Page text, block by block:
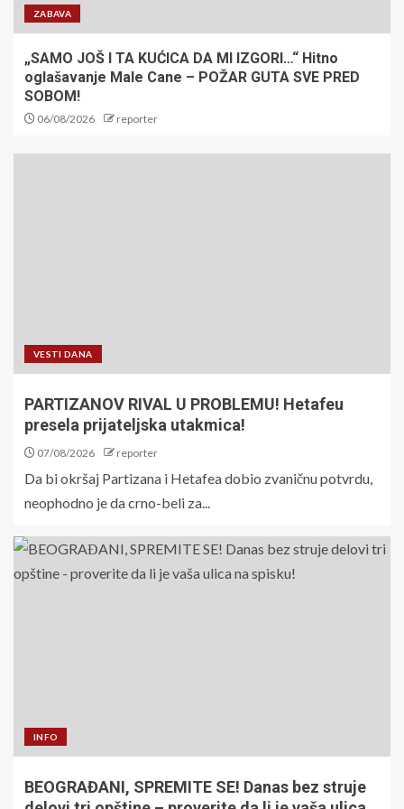
ZABAVA
„SAMO JOŠ I TA KUĆICA DA MI IZGORI…“ Hitno
oglašavanje Male Cane – POŽAR GUTA SVE PRED
SOBOM!
06/08/2026 reporter
VESTI DANA
PARTIZANOV RIVAL U PROBLEMU! Hetafeu
presela prijateljska utakmica!
07/08/2026 reporter
Da bi okršaj Partizana i Hetafea dobio zvaničnu potvrdu,
neophodno je da crno-beli za...
INFO
BEOGRAĐANI, SPREMITE SE! Danas bez struje